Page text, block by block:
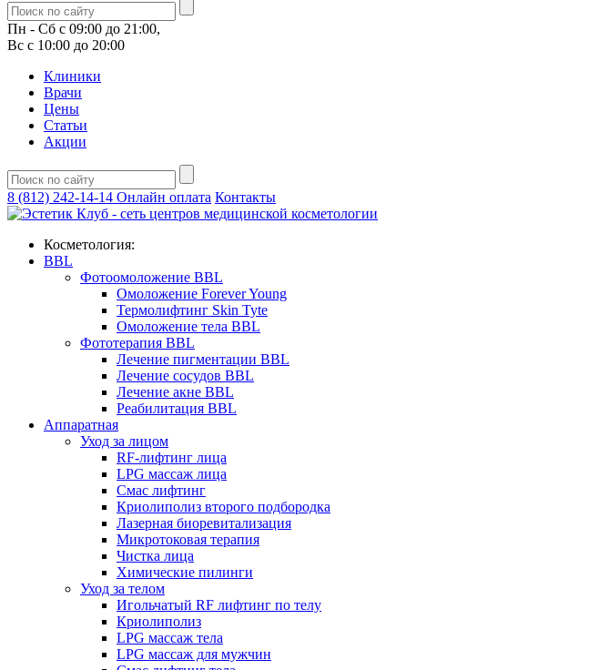
Пн - Сб с 09:00 до 21:00,
Вс с 10:00 до 20:00
Клиники
Врачи
Цены
Статьи
Акции
8 (812) 242-14-14 Онлайн оплата Контакты
Косметология:
BBL
Фотоомоложение BBL
Омоложение Forever Young
Термолифтинг Skin Tyte
Омоложение тела BBL
Фототерапия BBL
Лечение пигментации BBL
Лечение сосудов BBL
Лечение акне BBL
Реабилитация BBL
Аппаратная
Уход за лицом
RF-лифтинг лица
LPG массаж лица
Смас лифтинг
Криолиполиз второго подбородка
Лазерная биоревитализация
Микротоковая терапия
Чистка лица
Химические пилинги
Уход за телом
Игольчатый RF лифтинг по телу
Криолиполиз
LPG массаж тела
LPG массаж для мужчин